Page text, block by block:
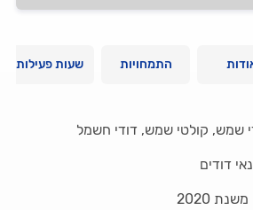
התמחויות שעות פעילות
שמש, קולטי שמש, דודי חשמל
2020